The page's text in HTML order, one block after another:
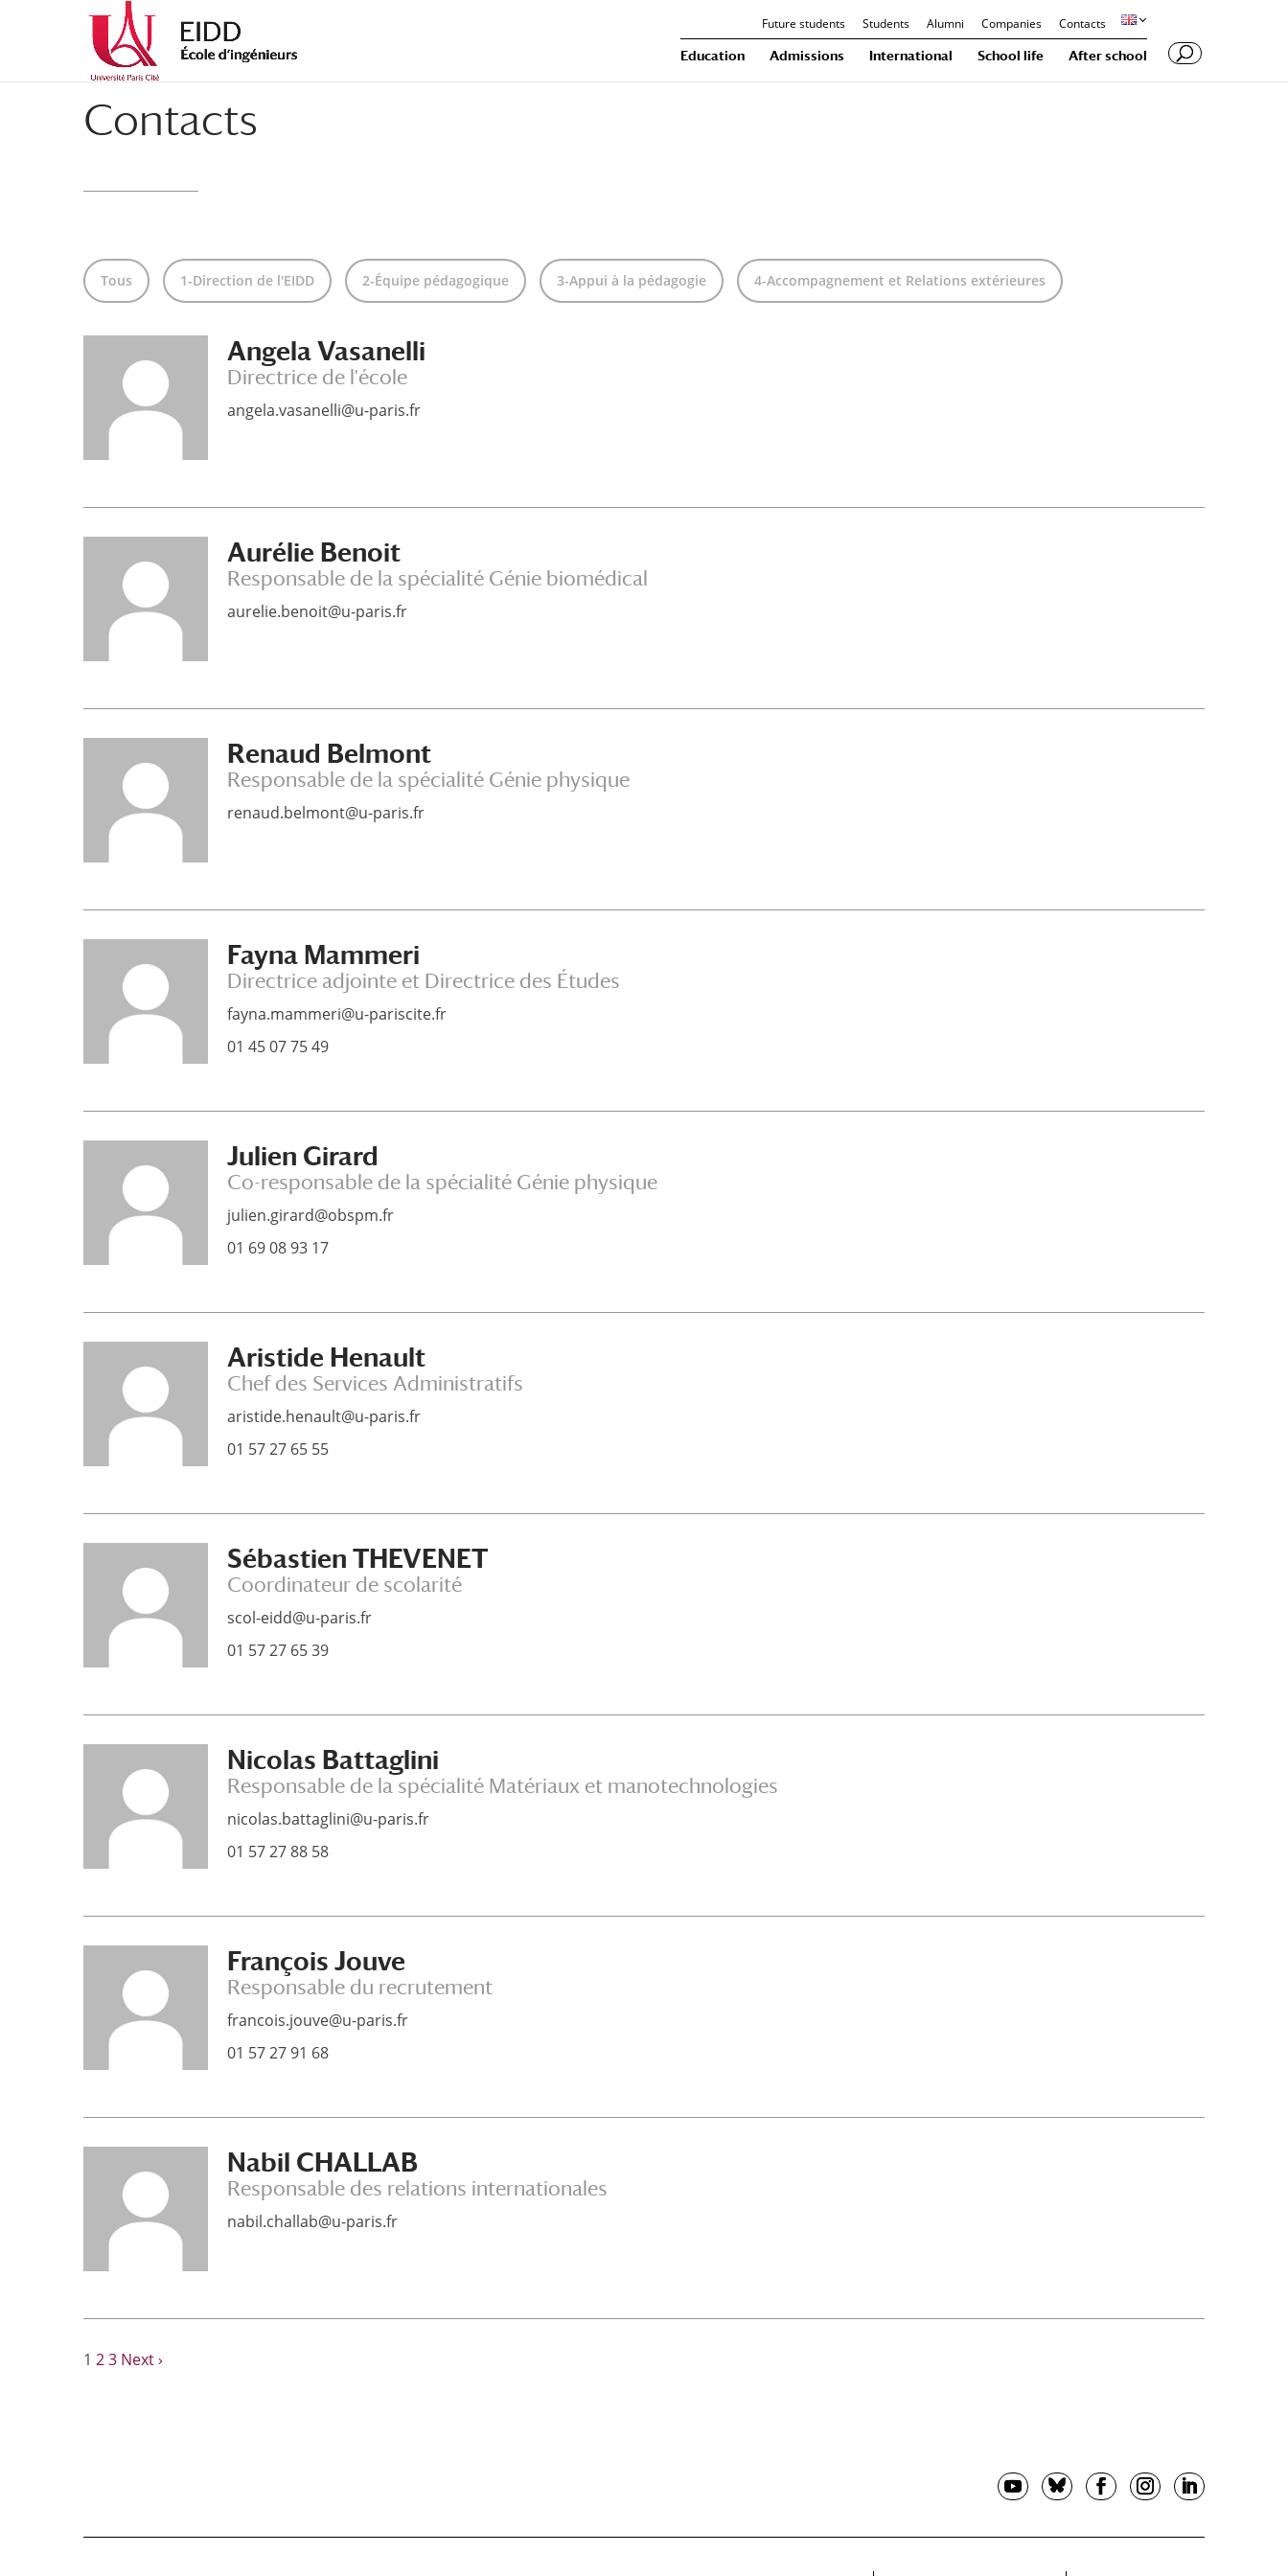
Future students Students Alumni Companies Contacts
Education Admissions International School life After school
Contacts
Tous 1-Direction de l'EIDD 2-Équipe pédagogique 3-Appui à la pédagogie 4-Accompagnement et Relations extérieures
Angela Vasanelli
Directrice de l'école
angela.vasanelli@u-paris.fr
Aurélie Benoit
Responsable de la spécialité Génie biomédical
aurelie.benoit@u-paris.fr
Renaud Belmont
Responsable de la spécialité Génie physique
renaud.belmont@u-paris.fr
Fayna Mammeri
Directrice adjointe et Directrice des Études
fayna.mammeri@u-pariscite.fr
01 45 07 75 49
Julien Girard
Co-responsable de la spécialité Génie physique
julien.girard@obspm.fr
01 69 08 93 17
Aristide Henault
Chef des Services Administratifs
aristide.henault@u-paris.fr
01 57 27 65 55
Sébastien THEVENET
Coordinateur de scolarité
scol-eidd@u-paris.fr
01 57 27 65 39
Nicolas Battaglini
Responsable de la spécialité Matériaux et manotechnologies
nicolas.battaglini@u-paris.fr
01 57 27 88 58
François Jouve
Responsable du recrutement
francois.jouve@u-paris.fr
01 57 27 91 68
Nabil CHALLAB
Responsable des relations internationales
nabil.challab@u-paris.fr
1 23 Next ›